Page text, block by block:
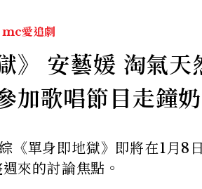
mc愛追劇
》 安藝媛 淘氣
加歌唱節目走鐘奶
單身即地獄》即將在1月8
來的討論焦點。